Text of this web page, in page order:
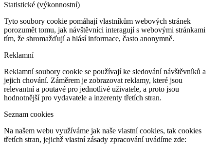
Statistické (výkonnostní)
Tyto soubory cookie pomáhají vlastníkům webových stránek
porozumět tomu, jak návštěvníci interagují s webovými stránkami
tím, že shromažďují a hlásí informace, často anonymně.
Reklamní
Reklamní soubory cookie se používají ke sledování návštěvníků a
jejich chování. Záměrem je zobrazovat reklamy, které jsou
relevantní a poutavé pro jednotlivé uživatele, a proto jsou
hodnotnější pro vydavatele a inzerenty třetích stran.
Seznam cookies
Na našem webu využíváme jak naše vlastní cookies, tak cookies
třetích stran, jejichž vlastní zásady zpracování uvádíme zde: